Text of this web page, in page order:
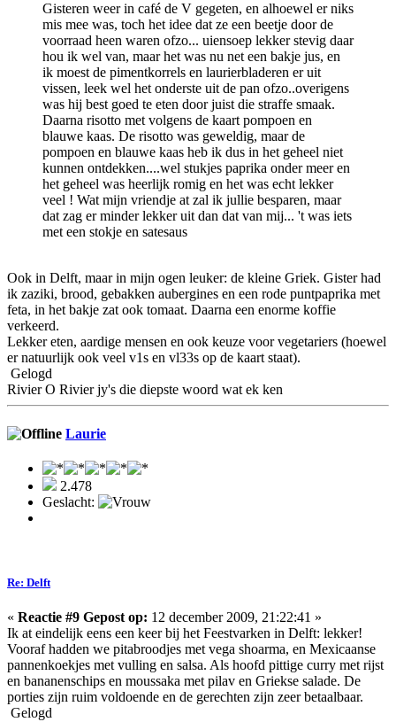
Gisteren weer in café de V gegeten, en alhoewel er niks
mis mee was, toch het idee dat ze een beetje door de
voorraad heen waren ofzo... uiensoep lekker stevig daar
hou ik wel van, maar het was nu net een bakje jus, en
ik moest de pimentkorrels en laurierbladeren er uit
vissen, leek wel het onderste uit de pan ofzo..overigens
was hij best goed te eten door juist die straffe smaak.
Daarna risotto met volgens de kaart pompoen en
blauwe kaas. De risotto was geweldig, maar de
pompoen en blauwe kaas heb ik dus in het geheel niet
kunnen ontdekken....wel stukjes paprika onder meer en
het geheel was heerlijk romig en het was echt lekker
veel ! Wat mijn vriendje at zal ik jullie besparen, maar
dat zag er minder lekker uit dan dat van mij... 't was iets
met een stokje en satesaus
Ook in Delft, maar in mijn ogen leuker: de kleine Griek. Gister had
ik zaziki, brood, gebakken aubergines en een rode puntpaprika met
feta, in het bakje zat ook tomaat. Daarna een enorme koffie
verkeerd.
Lekker eten, aardige mensen en ook keuze voor vegetariers (hoewel
er natuurlijk ook veel v1s en vl33s op de kaart staat).
Gelogd
Rivier O Rivier jy's die diepste woord wat ek ken
Laurie
2.478
Geslacht:
Re: Delft
« Reactie #9 Gepost op: 12 december 2009, 21:22:41 »
Ik at eindelijk eens een keer bij het Feestvarken in Delft: lekker!
Vooraf hadden we pitabroodjes met vega shoarma, en Mexicaanse
pannenkoekjes met vulling en salsa. Als hoofd pittige curry met rijst
en bananenschips en moussaka met pilav en Griekse salade. De
porties zijn ruim voldoende en de gerechten zijn zeer betaalbaar.
Gelogd